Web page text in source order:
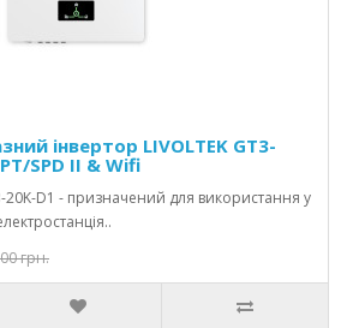
інвертор LIVOLTEK GT3-
SPD II & Wifi
20K-D1 - призначений для використання у
грн.